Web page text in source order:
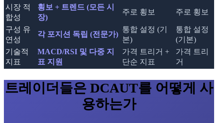
시장 적
합성
횡보 + 트렌드 (모든 시
장)
주로 횡보 주로 횡보
구성 유
연성
각 포지션 독립 (전문가)
통합 설정 (기
본)
통합 설정
(기본)
기술적
지표
MACD/RSI 및 다중 지
표 지원
가격 트리거 +
단순 지표
가격 트리
거
트레이더들은 DCAUT를 어떻게 사
용하는가